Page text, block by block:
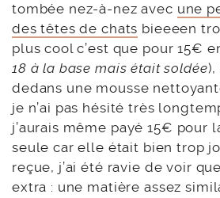
tombée nez-à-nez avec une
des têtes de chats bieeeen
plus cool c’est que pour 15€
18 à la base mais était soldée
dedans une mousse
je n’ai pas hésité très
j’aurais même payé 15€ pour
seule car elle était bien trop
reçue, j’ai été ravie de voir
extra : une matière assez